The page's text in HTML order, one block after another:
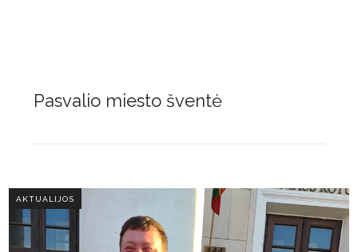
Pasvalio miesto šventė
AKTUALIJOS